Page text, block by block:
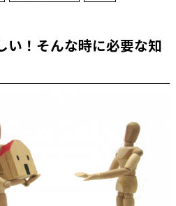
い！そんな時に必要な知